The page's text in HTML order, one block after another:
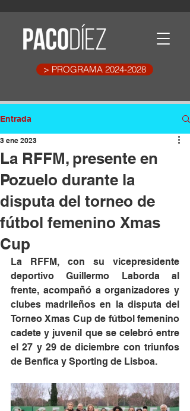
> PROGRAMA 2024-2028
Entrada
La RFFM, presente en
Pozuelo durante la
disputa del torneo de
fútbol femenino Xmas
Cup
3 ene 2023
La RFFM, con su vicepresidente
deportivo Guillermo Laborda al
frente, acompañó a organizadores y
clubes madrileños en la disputa del
Torneo Xmas Cup de fútbol femenino
cadete y juvenil que se celebró entre
el 27 y 29 de diciembre con triunfos
de Benfica y Sporting de Lisboa.